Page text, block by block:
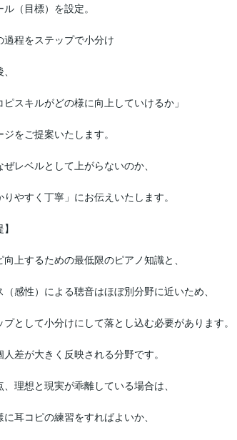
（目標）を設定。
程をステップで小分け
ピスキルがどの様に向上していけるか」
ジをご提案いたします。
ぜレベルとして上がらないのか、
りやすく丁寧」にお伝えいたします。
向上するための最低限のピアノ知識と、
（感性）による聴音はほぼ別分野に近いため、
プとして小分けにして落とし込む必要があります。
人差が大きく反映される分野です。
、理想と現実が乖離している場合は、
に耳コピの練習をすればよいか、